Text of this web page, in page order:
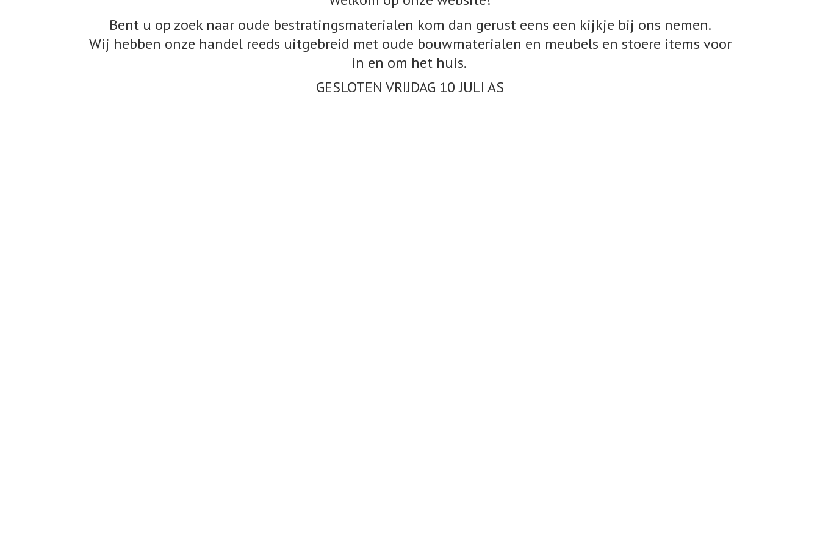
Bent u op zoek naar oude bestratingsmaterialen kom dan gerust eens een kijkje bij ons nemen.
Wij hebben onze handel reeds uitgebreid met oude bouwmaterialen en meubels en stoere items voor
in en om het huis.
GESLOTEN VRIJDAG 10JULI AS